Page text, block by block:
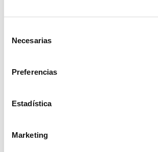
Necesarias
Preferencias
Estadística
Marketing